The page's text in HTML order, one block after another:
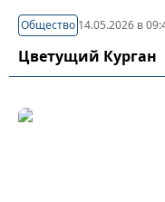
Общество 14.05.2026 в
Цветущий Курган